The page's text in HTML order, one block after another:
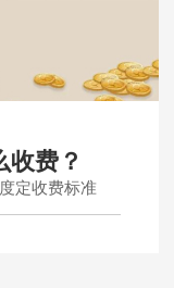
收费？
定收费标准